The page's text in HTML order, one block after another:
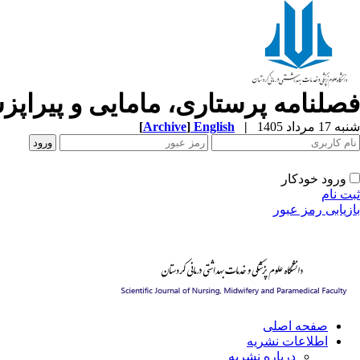
فصلنامه پرستاری، مامایی و
شنبه 17 مرداد 1405 |
English
[Archive]
ورود خودکار
ثبت نام
بازیابی رمز عبور
صفحه اصلی
اطلاعات نشریه
درباره نشریه